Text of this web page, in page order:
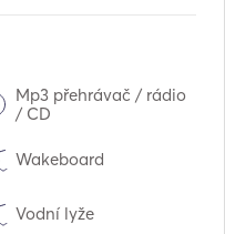
uzly
Mp3 přehrávač / rádio
/ CD
Wakeboard
Vodní lyže